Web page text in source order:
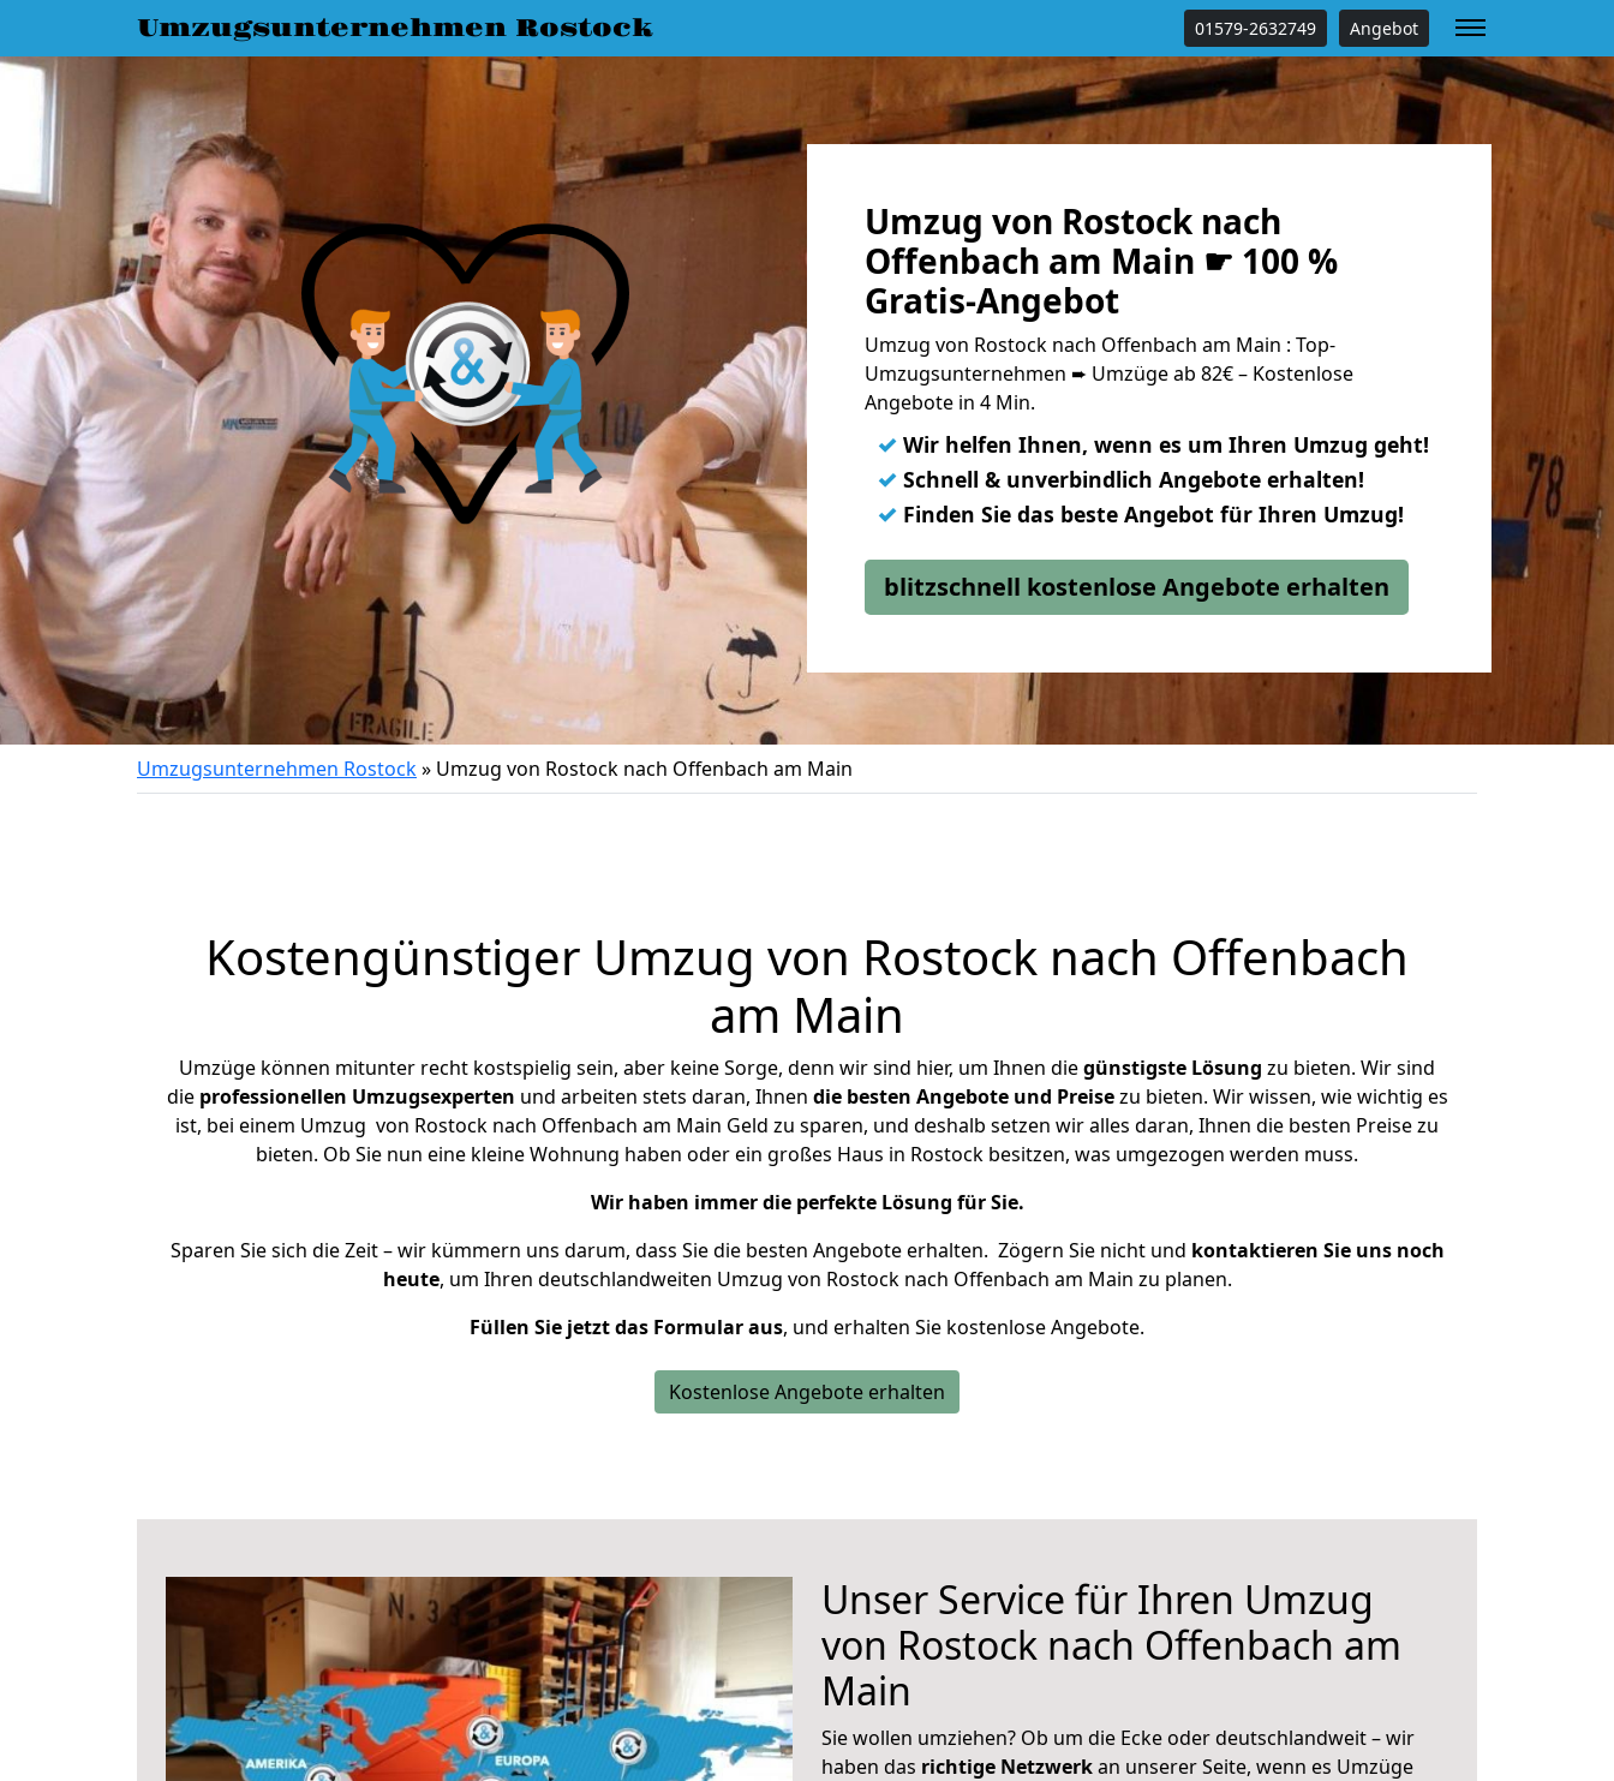
Umzugsunternehmen Rostock 01579-2632749 Angebot
Umzug von Rostock nach
Offenbach am Main ☛ 100 %
Gratis-Angebot
Umzug von Rostock nach Offenbach am Main : Top-
Umzugsunternehmen ➨ Umzüge ab 82€ – Kostenlose
Angebote in 4 Min.
✓ Wir helfen Ihnen, wenn es um Ihren Umzug geht!
✓ Schnell & unverbindlich Angebote erhalten!
✓ Finden Sie das beste Angebot für Ihren Umzug!
blitzschnell kostenlose Angebote erhalten
Umzugsunternehmen Rostock» Umzug von Rostock nach Offenbach am Main
Kostengünstiger Umzug von Rostock nach Offenbach
am Main
Umzüge können mitunter recht kostspielig sein, aber keine Sorge, denn wir sind hier, um Ihnen diegünstigste Lösung zu bieten. Wir sind
die professionellen Umzugsexperten und arbeiten stets daran, Ihnen die besten Angebote und Preisezu bieten. Wir wissen, wie wichtig es
ist, bei einem Umzug von Rostock nach Offenbach am Main Geld zu sparen, und deshalb setzen wir alles daran, Ihnen die besten Preise zu
bieten. Ob Sie nun eine kleine Wohnung haben oder ein großes Haus in Rostock besitzen, was umgezogen werden muss.
Wir haben immer die perfekte Lösung für Sie.
Sparen Sie sich die Zeit – wir kümmern uns darum, dass Sie die besten Angebote erhalten. Zögern Sie nicht und kontaktieren Sie uns noch
heute, um Ihren deutschlandweiten Umzug von Rostock nach Offenbach am Main zu planen.
Füllen Sie jetzt das Formular aus, und erhalten Sie kostenlose Angebote.
Kostenlose Angebote erhalten
Unser Service für Ihren Umzug
von Rostock nach Offenbach am
Main
Sie wollen umziehen? Ob um die Ecke oder deutschlandweit – wir
haben das richtige Netzwerkan unserer Seite, wenn es Umzüge